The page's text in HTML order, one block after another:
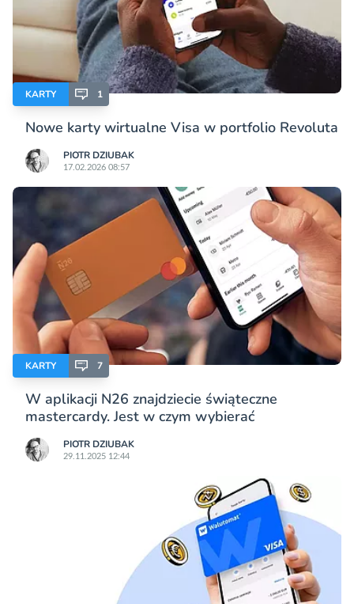
KARTY 1
Nowe karty wirtualne Visa w portfolio Revoluta
PIOTR DZIUBAK
17.02.2026 08:57
KARTY 7
W aplikacji N26 znajdziecie świąteczne
mastercardy. Jest w czym wybierać
PIOTR DZIUBAK
29.11.2025 12:44